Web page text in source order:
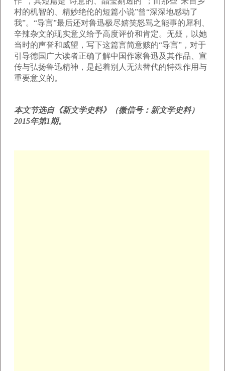
村的机智的、精妙绝伦的短篇小说”曾“深深地感动了
我”。“导言”最后还对鲁迅极尽嬉笑怒骂之能事的犀利、
辛辣杂文的现实意义给予高度评价和肯定。无疑，以她
当时的声誉和威望，写下这篇言简意赅的“导言”，对于
引导德国广大读者正确了解中国作家鲁迅及其作品、宣
传与弘扬鲁迅精神，是起着别人无法替代的特殊作用与
重要意义的。
本文节选自《新文学史料》（微信号：新文学史料）
2015年第1期。